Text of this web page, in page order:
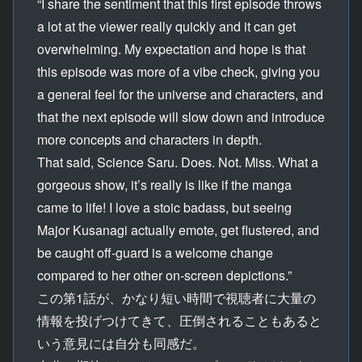
a lot at the viewer really quickly and it can get
overwhelming. My expectation and hope is that
this episode was more of a vibe check, giving you
a general feel for the universe and characters, and
that the next episode will slow down and introduce
more concepts and characters in depth.
That said, Science Saru. Does. Not. Miss. What a
gorgeous show, it’s really is like if the manga
came to life! I love a stoic badass, but seeing
Major Kusanagi actually emote, get flustered, and
be caught off-guard is a welcome change
compared to her other on-screen depictions.”
この第1話が、かなり短い時間で視聴者に大量の
情報を投げつけてきて、圧倒されることもあると
いう意見には自分も同感だ。